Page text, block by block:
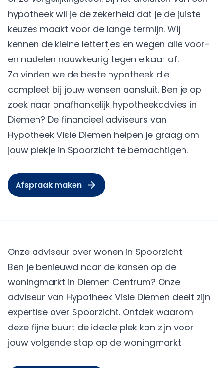
hypotheek wil je de zekerheid dat je de juiste
keuzes maakt voor de lange termijn. Wij
kennen de kleine lettertjes en wegen alle voor-
en nadelen nauwkeurig tegen elkaar af.
Zo vinden we de beste hypotheek die
compleet bij jouw wensen aansluit. Ben je op
zoek naar onafhankelijk hypotheekadvies in
Diemen? De financieel adviseurs van
Hypotheek Visie Diemen helpen je graag om
jouw plekje in Spoorzicht te bemachtigen.
Afspraak maken
Onze adviseur over wonen in Spoorzicht
Ben je benieuwd naar de kansen op de
woningmarkt in Diemen Centrum? Onze
adviseur van Hypotheek Visie Diemen deelt zijn
expertise over Spoorzicht. Ontdek waarom
deze fijne buurt de ideale plek kan zijn voor
jouw volgende stap op de woningmarkt.